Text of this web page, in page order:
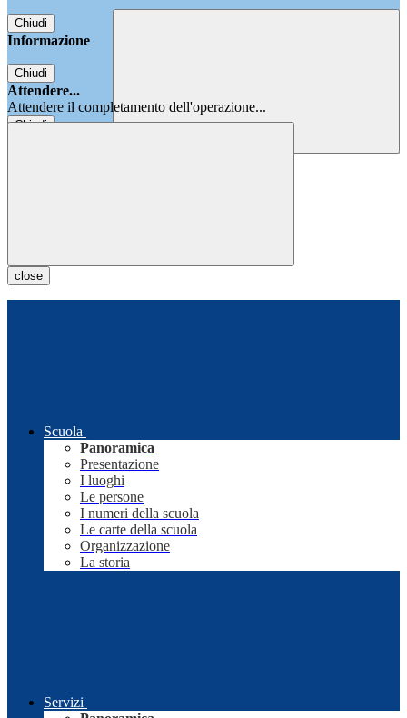
Chiudi
Informazione
Chiudi
Attendere...
Attendere il completamento dell'operazione...
Chiudi
close
Scuola
Panoramica
Presentazione
I luoghi
Le persone
I numeri della scuola
Le carte della scuola
Organizzazione
La storia
Servizi